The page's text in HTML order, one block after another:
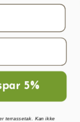
5%
terrassetak. Kan ikke